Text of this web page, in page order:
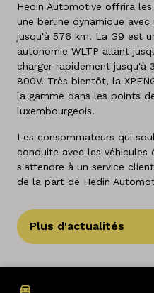
Hedin Automotive offrira
une berline dynamique
jusqu'à 576 km. La G9 est
autonomie WLTP allant
charger rapidement jusqu'à
800V. Très bientôt, la
la gamme dans les points
luxembourgeois.
Les consommateurs qui
conduite avec les véhicules
s'attendre à un service
de la part de Hedin
Plus d'actualités